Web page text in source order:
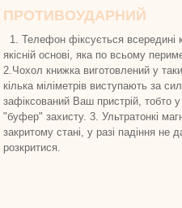
ПРОТИВОУДАРНИЙ
1. Телефон фіксується всередині
якісній основі, яка по всьому
2.Чохол книжка виготовлений у
кілька міліметрів виступають за
зафіксований Ваш пристрій, тобто
"буфер" захисту. 3. Ультратонкі
закритому стані, у разі падіння не
розкритися.